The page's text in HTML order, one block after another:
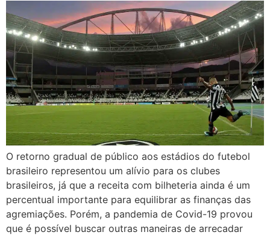
O retorno gradual de público aos estádios do futebol
brasileiro representou um alívio para os clubes
brasileiros, já que a receita com bilheteria ainda é um
percentual importante para equilibrar as finanças das
agremiações. Porém, a pandemia de Covid-19 provou
que é possível buscar outras maneiras de arrecadar